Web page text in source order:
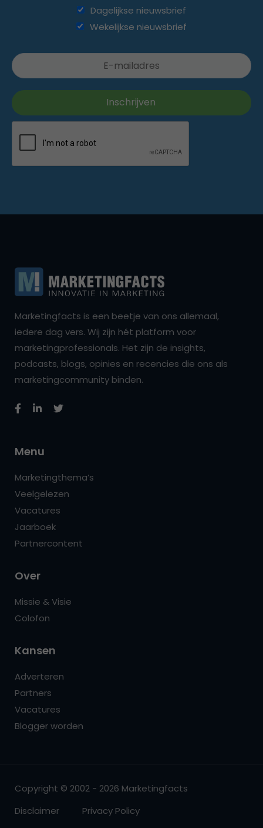
Dagelijkse nieuwsbrief
Wekelijkse nieuwsbrief
Marketingfacts is een beetje van ons allemaal,
iedere dag vers. Wij zijn hét platform voor
marketingprofessionals. Het zijn de insights,
podcasts, blogs, opinies en recencies die ons als
marketingcommunity binden.
Menu
Marketingthema’s
Veelgelezen
Vacatures
Jaarboek
Partnercontent
Over
Missie & Visie
Colofon
Kansen
Adverteren
Partners
Vacatures
Blogger worden
Copyright © 2002 - 2026 Marketingfacts
Disclaimer
Privacy Policy